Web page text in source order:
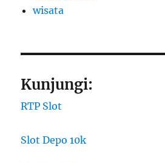
wisata
Kunjungi:
RTP Slot
Slot Depo 10k